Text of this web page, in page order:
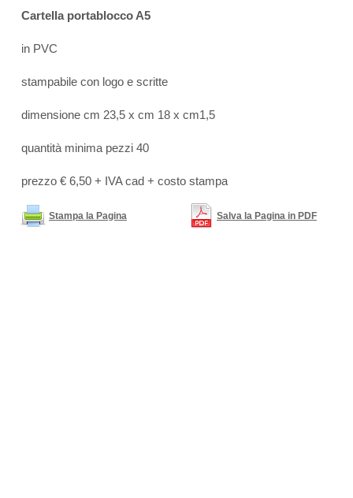
Cartella portablocco A5
in PVC
stampabile con logo e scritte
dimensione cm 23,5 x cm 18 x cm1,5
quantità minima pezzi 40
prezzo € 6,50 + IVA cad + costo stampa
Stampa la Pagina Salva la Pagina in PDF